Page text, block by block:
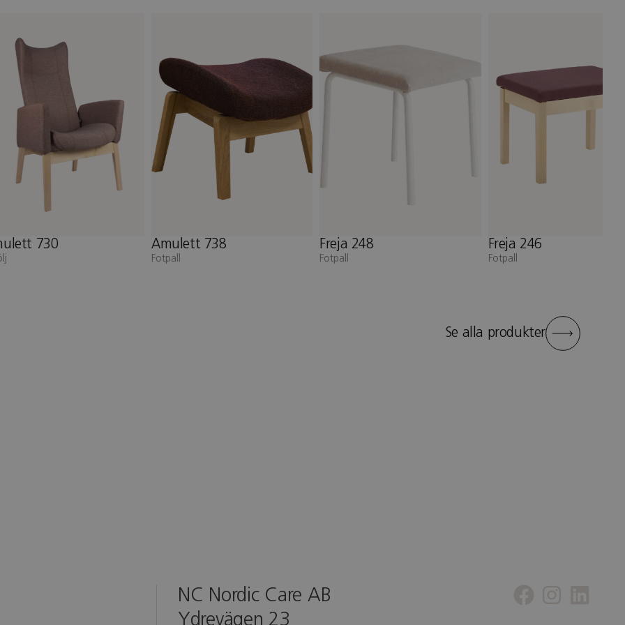
738 Freja 248
Fotpall
Freja 246
Fotpall
Freja 236
Funktionsfåtölj
Se alla produkter
NC Nordic Care AB
Ydrevägen 23